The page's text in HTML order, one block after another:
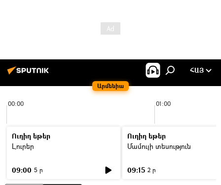
Արմենիա
ՀԱՅ
00:00 01:00
Ուղիղ եթեր
Լուրեր
09:00 5 ր
Ուղիղ եթեր
Մամուլի տեսություն
09:15 2 ր